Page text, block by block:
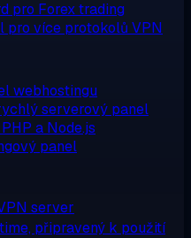
pro Forex trading
pro více protokolů VPN
webhostingu
serverový panel
a Node.js
panel
server
připravený k použití